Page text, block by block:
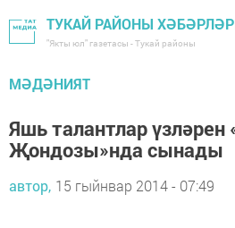
ТУКАЙ РАЙОНЫ
"Якты юл" газетасы - Тукай районы
МӘДӘНИЯТ
Яшь талантлар
Җондозы»нда сынады
автор, 15 гыйнвар 2014 - 07:49